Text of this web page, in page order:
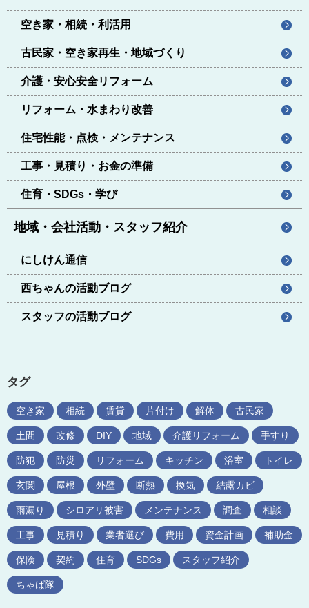
空き家・相続・利活用
古民家・空き家再生・地域づくり
介護・安心安全リフォーム
リフォーム・水まわり改善
住宅性能・点検・メンテナンス
工事・見積り・お金の準備
住育・SDGs・学び
地域・会社活動・スタッフ紹介
にしけん通信
西ちゃんの活動ブログ
スタッフの活動ブログ
タグ
空き家 相続 賃貸 片付け 解体 古民家
土間 改修 DIY 地域 介護リフォーム 手すり
防犯 防災 リフォーム キッチン 浴室 トイレ
玄関 屋根 外壁 断熱 換気 結露カビ
雨漏り シロアリ被害 メンテナンス 調査 相談
工事 見積り 業者選び 費用 資金計画 補助金
保険 契約 住育 SDGs スタッフ紹介
ちゃば隊